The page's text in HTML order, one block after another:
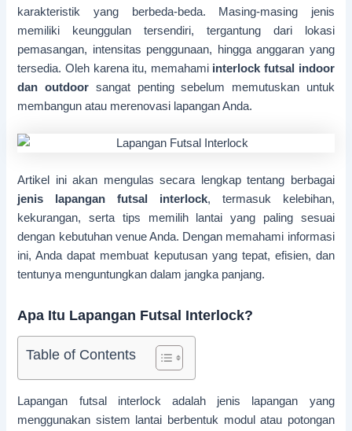
karakteristik yang berbeda-beda. Masing-masing jenis
memiliki keunggulan tersendiri, tergantung dari lokasi
pemasangan, intensitas penggunaan, hingga anggaran yang
tersedia. Oleh karena itu, memahami interlock futsal indoor
dan outdoor sangat penting sebelum memutuskan untuk
membangun atau merenovasi lapangan Anda.
Artikel ini akan mengulas secara lengkap tentang berbagai
jenis lapangan futsal interlock, termasuk kelebihan,
kekurangan, serta tips memilih lantai yang paling sesuai
dengan kebutuhan venue Anda. Dengan memahami informasi
ini, Anda dapat membuat keputusan yang tepat, efisien, dan
tentunya menguntungkan dalam jangka panjang.
Apa Itu Lapangan Futsal Interlock?
Table of Contents
Lapangan futsal interlock adalah jenis lapangan yang
menggunakan sistem lantai berbentuk modul atau potongan